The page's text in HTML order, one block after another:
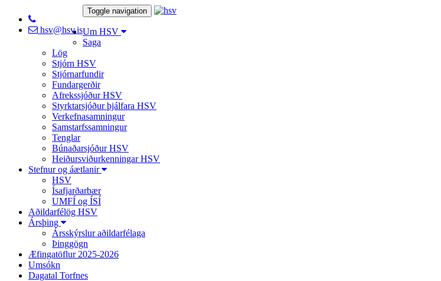
hsv@hsv.is
Toggle navigation
Um HSV
Saga
Lög
Stjórn HSV
Stjórnarfundir
Fundargerðir
Afrekssjóður HSV
Styrktarsjóður þjálfara HSV
Verkefnasamningur
Samstarfssamningur
Tenglar
Búnaðarsjóður HSV
Heiðursviðurkenningar HSV
Stefnur og áætlanir
HSV
Ísafjarðarbær
UMFÍ og ÍSÍ
Aðildarfélög HSV
Ársþing
Ársskýrslur aðildarfélaga
Þinggögn
Æfingatöflur 2025-2026
Umsókn
Dagatal Torfnes